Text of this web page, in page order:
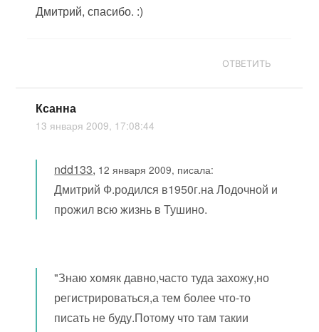
Дмитрий, спасибо. :)
ОТВЕТИТЬ
Ксанна
13 января 2009, 17:08:44
ndd133, 12 января 2009, писала:
Дмитрий Ф.родился в1950г.на Лодочной и
прожил всю жизнь в Тушино.
"Знаю хомяк давно,часто туда захожу,но
регистрироваться,а тем более что-то
писать не буду.Потому что там такии